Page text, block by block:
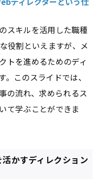
スキルを活用した職種
役割といえますが、メ
トを進めるためのディ
このスライドでは、
の流れ、求められるス
て学ぶことができま
かすディレクション